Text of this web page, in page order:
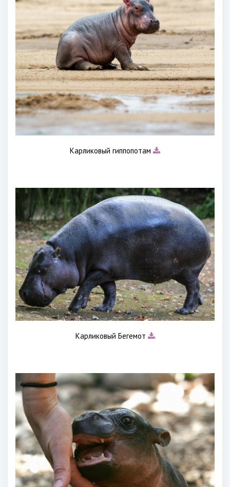
Карликовый гиппопотам
Карликовый Бегемот